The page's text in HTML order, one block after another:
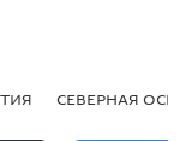
СЕВЕРНАЯ